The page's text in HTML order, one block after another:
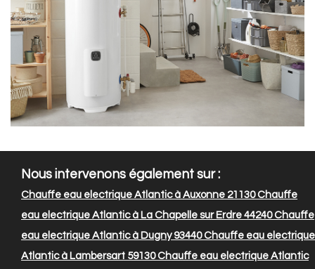
Nous intervenons également sur :
Chauffe eau electrique Atlantic à Auxonne 21130Chauffe
eau electrique Atlantic à La Chapelle sur Erdre 44240Chauffe
eau electrique Atlantic à Dugny 93440Chauffe eau electrique
Atlantic à Lambersart 59130Chauffe eau electrique Atlantic